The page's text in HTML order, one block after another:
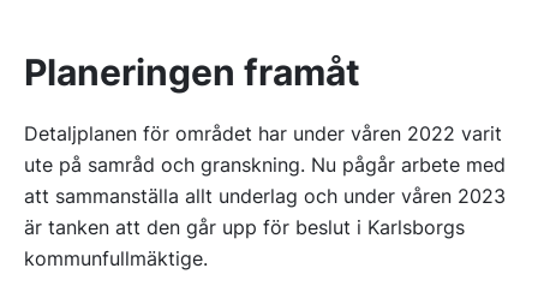
Planeringen framåt
Detaljplanen för området har under våren 2022 varit
ute på samråd och granskning. Nu pågår arbete med
att sammanställa allt underlag och under våren 2023
är tanken att den går upp för beslut i Karlsborgs
kommunfullmäktige.